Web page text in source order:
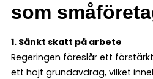
som
1. Sänkt skatt på arbete
Regeringen föreslår ett
ett höjt grundavdrag, vilket